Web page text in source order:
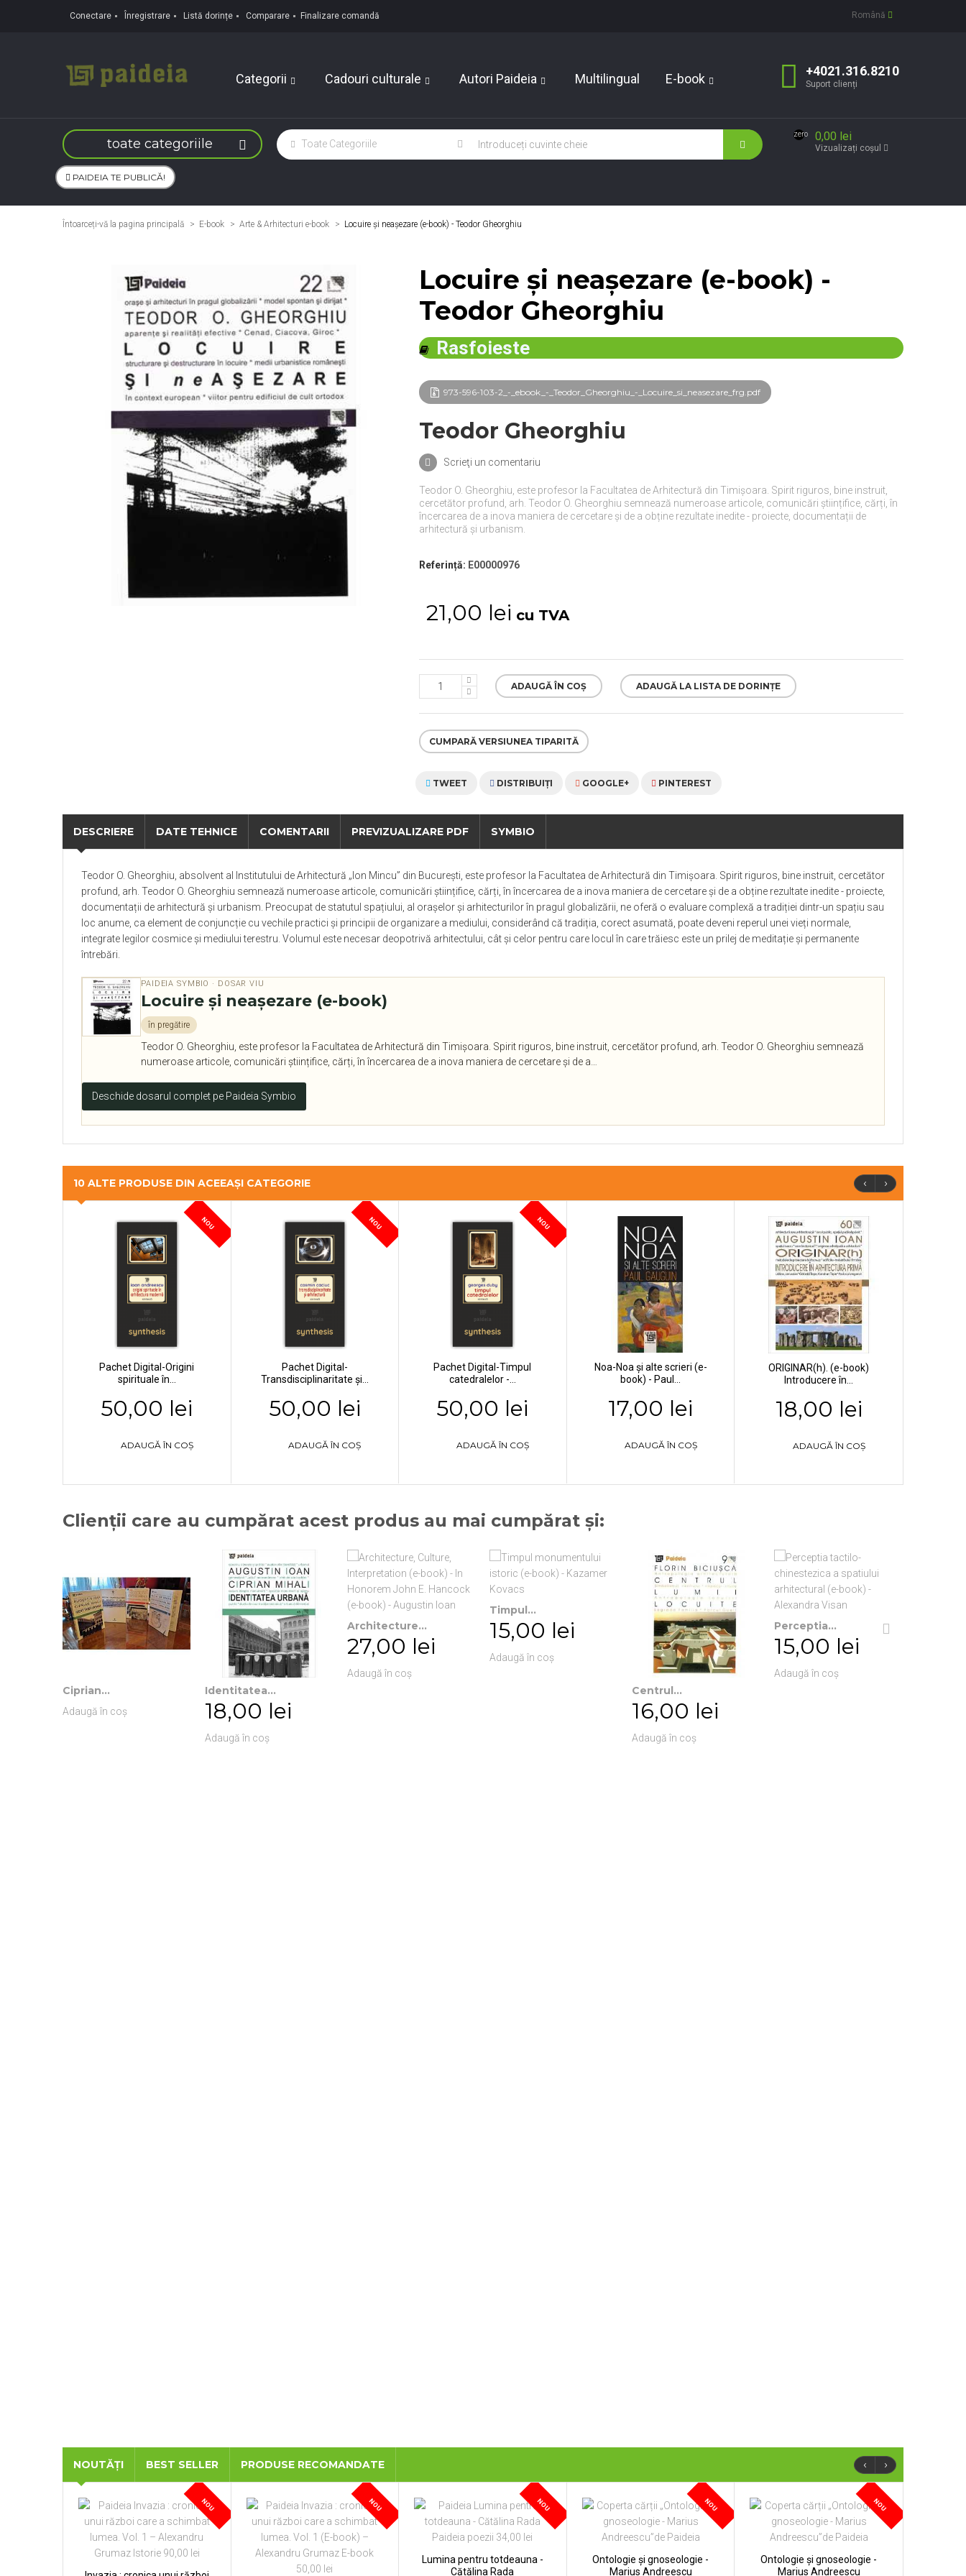
Conectare Înregistrare Listă dorințe Comparare Finalizare comandă Română
Categorii Cadouri culturale Autori Paideia Multilingual E-book
+4021.316.8210
Suport clienți
toate categoriile
zero 0,00 lei
Vizualizați coșul
PAIDEIA TE PUBLICĂ!
Întoarceți-vă la pagina principală E-book > Arte & Arhitecturi e-book > Locuire şi neaşezare (e-book) - Teodor Gheorghiu
Locuire şi neaşezare (e-book) -
Teodor Gheorghiu
Rasfoieste
973-596-103-2_-_ebook_-_Teodor_Gheorghiu_-_Locuire_si_neasezare_frg.pdf
Teodor Gheorghiu
Scrieţi un comentariu
Teodor O. Gheorghiu, este profesor la Facultatea de Arhitectură din Timișoara. Spirit riguros, bine instruit,
cercetător profund, arh. Teodor O. Gheorghiu semnează numeroase articole, comunicări științifice, cărți, în
încercarea de a inova maniera de cercetare și de a obține rezultate inedite - proiecte, documentații de
arhitectură și urbanism.
Referință: E00000976
21,00 lei cu TVA
ADAUGĂ ÎN COȘ ADAUGĂ LA LISTA DE DORINȚE
CUMPARĂ VERSIUNEA TIPARITĂ
TWEET DISTRIBUIŢI GOOGLE+ PINTEREST
DESCRIERE DATE TEHNICE COMENTARII PREVIZUALIZARE PDF SYMBIO
Teodor O. Gheorghiu, absolvent al Institutului de Arhitectură „Ion Mincu” din București, este profesor la Facultatea de Arhitectură din Timișoara. Spirit riguros, bine instruit, cercetător
profund, arh. Teodor O. Gheorghiu semnează numeroase articole, comunicări științifice, cărți, în încercarea de a inova maniera de cercetare și de a obține rezultate inedite - proiecte,
documentații de arhitectură și urbanism. Preocupat de statutul spațiului, al orașelor și arhitecturilor în pragul globalizării, ne oferă o evaluare complexă a tradiției dintr-un spațiu sau
loc anume, ca element de conjuncție cu vechile practici și principii de organizare a mediului, considerând că tradiția, corect asumată, poate deveni reperul unei vieți normale,
integrate legilor cosmice și mediului terestru. Volumul este necesar deopotrivă arhitectului, cât și celor pentru care locul în care trăiesc este un prilej de meditație și permanente
întrebări.
PAIDEIA SYMBIO · DOSAR VIU
Locuire şi neaşezare (e-book)
în pregătire
Teodor O. Gheorghiu, este profesor la Facultatea de Arhitectură din Timișoara. Spirit riguros, bine instruit, cercetător profund, arh. Teodor O. Gheorghiu semnează
numeroase articole, comunicări științifice, cărți, în încercarea de a inova maniera de cercetare și de a…
Deschide dosarul complet pe Paideia Symbio
10 ALTE PRODUSE DIN ACEEAȘI CATEGORIE ‹ ›
NOU
Pachet Digital-Origini
spirituale în...
50,00 lei
ADAUGĂ ÎN COȘ
NOU
Pachet Digital-
Transdisciplinaritate și...
50,00 lei
ADAUGĂ ÎN COȘ
NOU
Pachet Digital-Timpul
catedralelor -...
50,00 lei
ADAUGĂ ÎN COȘ
Noa-Noa şi alte scrieri (e-
book) - Paul...
17,00 lei
ADAUGĂ ÎN COȘ
ORIGINAR(h). (e-book)
Introducere în...
18,00 lei
ADAUGĂ ÎN COȘ
Clienții care au cumpărat acest produs au mai cumpărat și:
Ciprian...
Adaugă în coș
Identitatea...
18,00 lei
Adaugă în coș
Architecture...
27,00 lei
Adaugă în coș
Timpul...
15,00 lei
Adaugă în coș
Centrul...
16,00 lei
Adaugă în coș
Perceptia...
15,00 lei
Adaugă în coș
NOUTĂȚI BEST SELLER PRODUSE RECOMANDATE ‹ ›
NOU NOU NOU
Lumina pentru totdeauna -
Cătălina Rada
NOU
Ontologie și gnoseologie -
Marius Andreescu
NOU
Ontologie și gnoseologie -
Marius Andreescu